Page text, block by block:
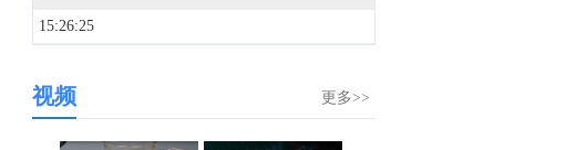
15:26:25
15:21:25 更多>>
视频